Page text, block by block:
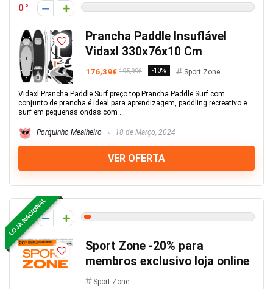
0
Prancha Paddle Insuflável
Vidaxl 330x76x10 Cm
176,39€ 195,99€ -10% Sport Zone
Vidaxl Prancha Paddle Surf preço top Prancha Paddle Surf com
conjunto de prancha é ideal para aprendizagem, paddling recreativo e
surf em pequenas ondas com ...
Porquinho Mealheiro 18 de Março, 2024
VER OFERTA
LOJA NACIONAL
2
Sport Zone -20% para
membros exclusivo loja online
Sport Zone